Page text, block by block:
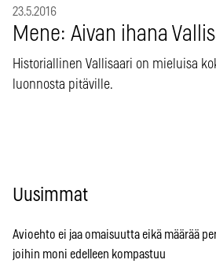
23.5.2016
Mene: Aivan ihana
Historiallinen Vallisaari on mieluisa
luonnosta pitäville.
Uusimmat
Avioehto ei jaa omaisuutta eikä määrää
joihin moni edelleen kompastuu